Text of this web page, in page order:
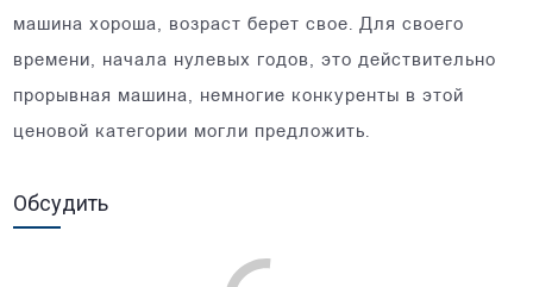
машина хороша, возраст берет свое. Для своего
времени, начала нулевых годов, это действительно
прорывная машина, немногие конкуренты в этой
ценовой категории могли предложить.
Обсудить